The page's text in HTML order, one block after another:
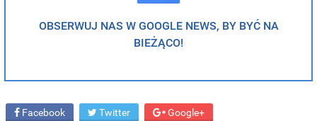
OBSERWUJ NAS W GOOGLE NEWS, BY BYĆ NA
BIEŻĄCO!
Facebook Twitter Google+